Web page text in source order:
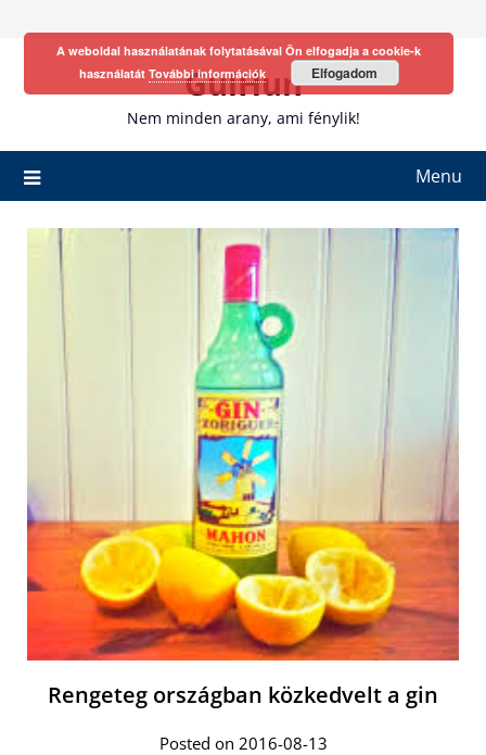
GulHun
Nem minden arany, ami fénylik!
Menu
Rengeteg országban közkedvelt a gin
Posted on 2016-08-13
A weboldal használatának folytatásával Ön elfogadja a cookie-k
használatát További információk Elfogadom